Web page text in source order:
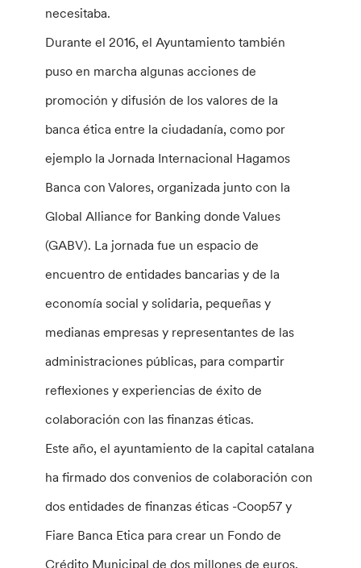
necesitaba.
Durante el 2016, el Ayuntamiento también
puso en marcha algunas acciones de
promoción y difusión de los valores de la
banca ética entre la ciudadanía, como por
ejemplo la Jornada Internacional Hagamos
Banca con Valores, organizada junto con la
Global Alliance for Banking donde Values
(GABV). La jornada fue un espacio de
encuentro de entidades bancarias y de la
economía social y solidaria, pequeñas y
medianas empresas y representantes de las
administraciones públicas, para compartir
reflexiones y experiencias de éxito de
colaboración con las finanzas éticas.
Este año, el ayuntamiento de la capital catalana
ha firmado dos convenios de colaboración con
dos entidades de finanzas éticas -Coop57 y
Fiare Banca Etica para crear un Fondo de
Crédito Municipal de dos millones de euros,